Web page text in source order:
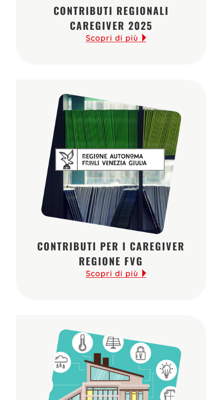
CONTRIBUTI REGIONALI
CAREGIVER 2025
Scopri di più
CONTRIBUTI PER I CAREGIVER
REGIONE FVG
Scopri di più